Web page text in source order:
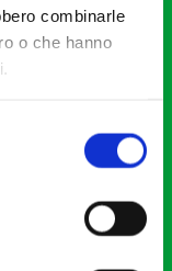
combinarle
o che hanno